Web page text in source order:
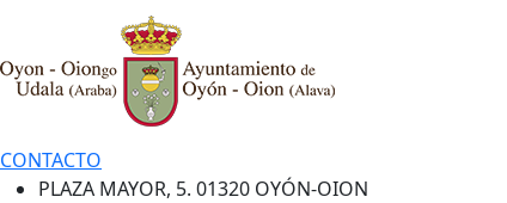
CONTACTO
PLAZA MAYOR, 5. 01320 OYÓN-OION